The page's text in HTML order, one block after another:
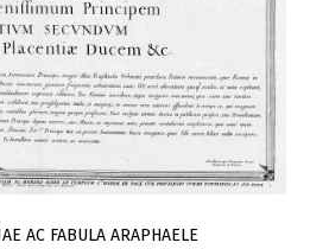
AC FABULA ARAPHAELE